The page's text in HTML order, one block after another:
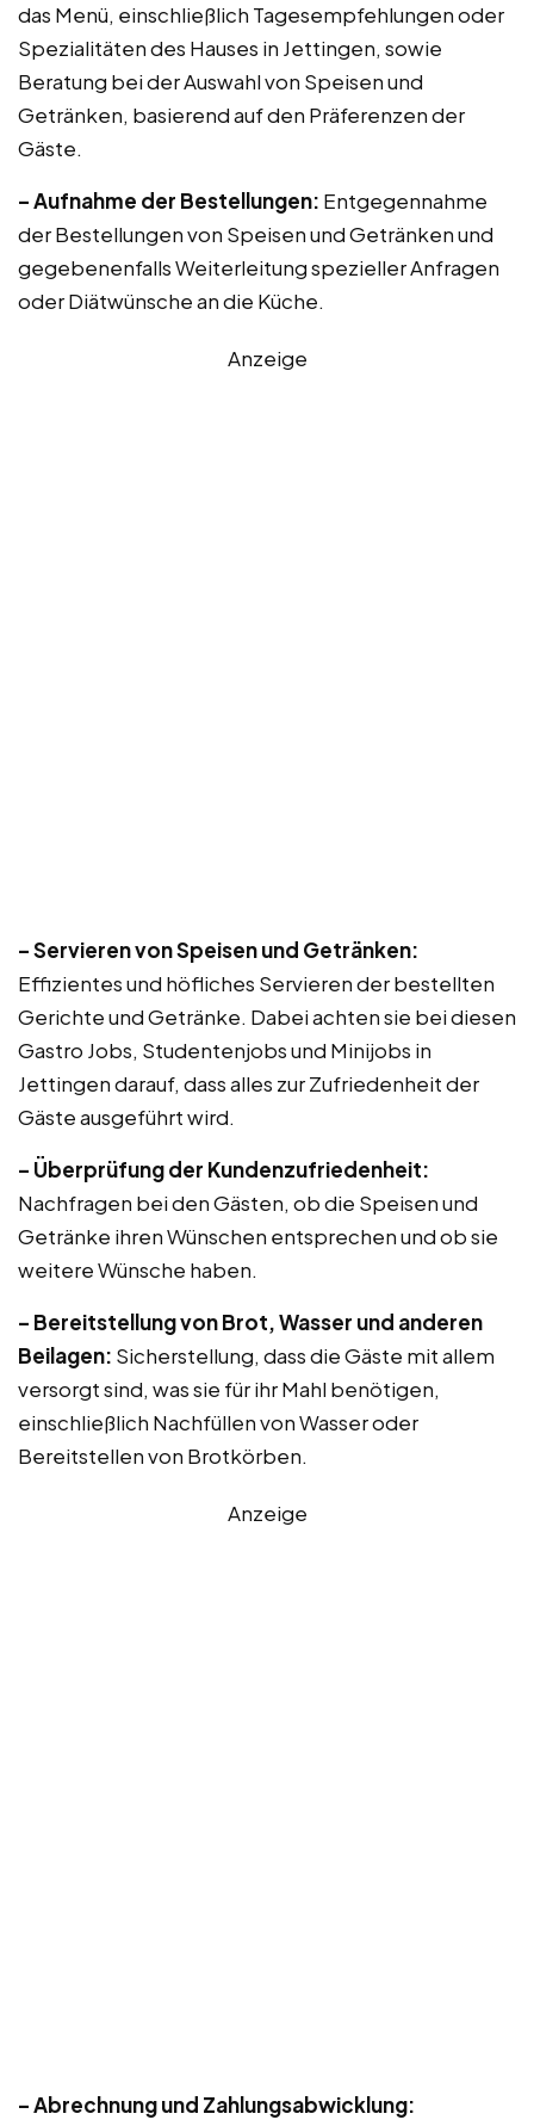
das Menü, einschließlich Tagesempfehlungen oder
Spezialitäten des Hauses in Jettingen, sowie
Beratung bei der Auswahl von Speisen und
Getränken, basierend auf den Präferenzen der
Gäste.
– Aufnahme der Bestellungen: Entgegennahme
der Bestellungen von Speisen und Getränken und
gegebenenfalls Weiterleitung spezieller Anfragen
oder Diätwünsche an die Küche.
Anzeige
– Servieren von Speisen und Getränken:
Effizientes und höfliches Servieren der bestellten
Gerichte und Getränke. Dabei achten sie bei diesen
Gastro Jobs, Studentenjobs und Minijobs in
Jettingen darauf, dass alles zur Zufriedenheit der
Gäste ausgeführt wird.
– Überprüfung der Kundenzufriedenheit:
Nachfragen bei den Gästen, ob die Speisen und
Getränke ihren Wünschen entsprechen und ob sie
weitere Wünsche haben.
– Bereitstellung von Brot, Wasser und anderen
Beilagen: Sicherstellung, dass die Gäste mit allem
versorgt sind, was sie für ihr Mahl benötigen,
einschließlich Nachfüllen von Wasser oder
Bereitstellen von Brotkörben.
Anzeige
– Abrechnung und Zahlungsabwicklung: